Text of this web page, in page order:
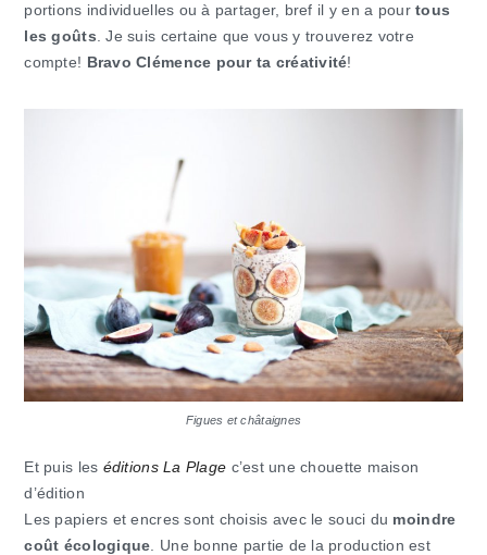
portions individuelles ou à partager, bref il y en a pourtous
les goûts . Je suis certaine que vous y trouverez votre
compte! Bravo Clémence pour ta créativité!
Figues et châtaignes
Et puis les éditions La Plage c’est une chouette maison
d’édition
Les papiers et encres sont choisis avec le souci du moindre
coût écologique . Une bonne partie de la production est